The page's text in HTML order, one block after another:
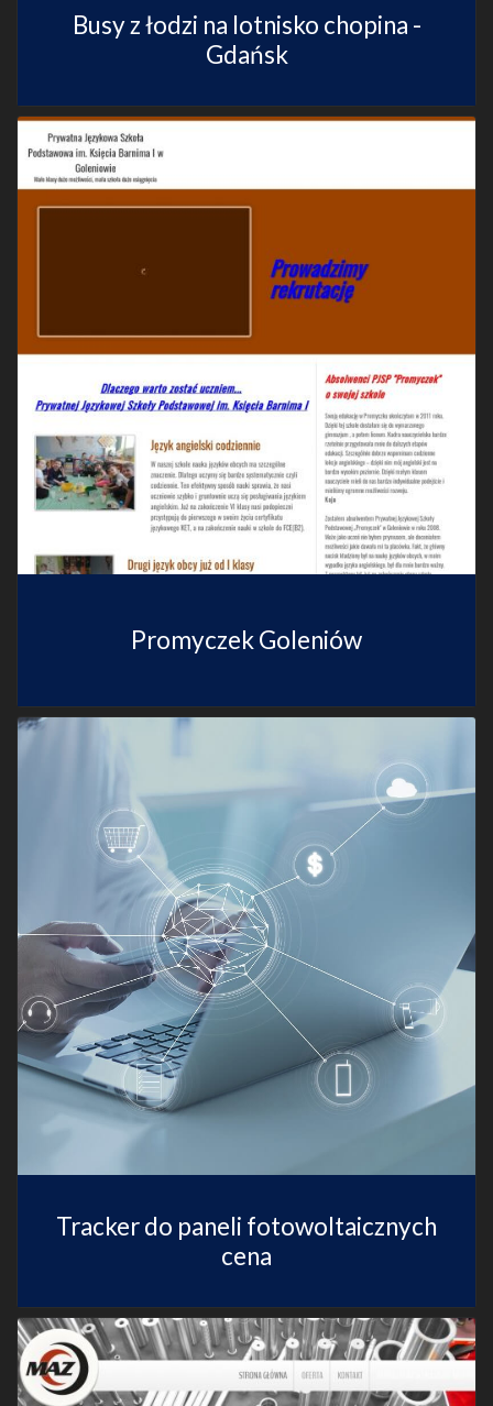
Busy z łodzi na lotnisko chopina -
Gdańsk
Promyczek Goleniów
Tracker do paneli fotowoltaicznych
cena